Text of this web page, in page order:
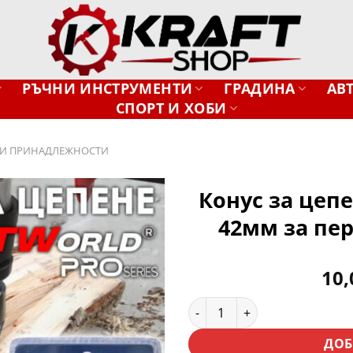
РЪЧНИ ИНСТРУМЕНТИ ГРАДИНА
СПОРТ И ХОБИ
ПРИНАДЛЕЖНОСТИ
Добави
в
желани
Конус за
42мм за
количество за Конус за